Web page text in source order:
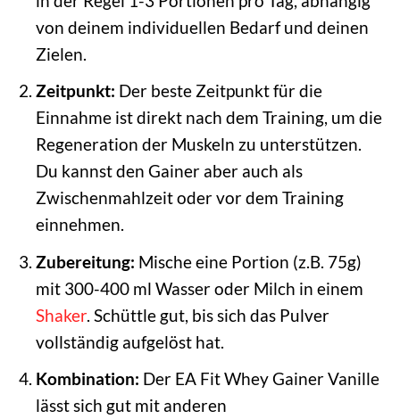
von deinem individuellen Bedarf und deinen
Zielen.
Zeitpunkt: Der beste Zeitpunkt für die
Einnahme ist direkt nach dem Training, um die
Regeneration der Muskeln zu unterstützen.
Du kannst den Gainer aber auch als
Zwischenmahlzeit oder vor dem Training
einnehmen.
Zubereitung: Mische eine Portion (z.B. 75g)
mit 300-400 ml Wasser oder Milch in einem
Shaker. Schüttle gut, bis sich das Pulver
vollständig aufgelöst hat.
Kombination: Der EA Fit Whey Gainer Vanille
lässt sich gut mit anderen